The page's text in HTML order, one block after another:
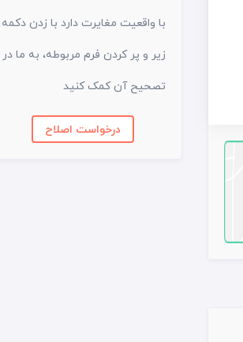
با واقعیت مغایرت دارد با زدن دکمه
زیر و پر کردن فرم مربوطه، به ما در
تصحیح آن کمک کنید
درخواست اصلاح